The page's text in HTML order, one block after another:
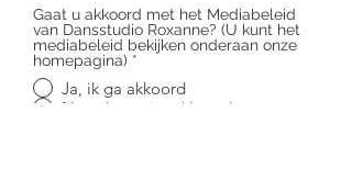
weken na afschrijving contact op met uw
bank. Vraag uw bank naar de
voorwaarden.
Gaat u akkoord met het Mediabeleid
van Dansstudio Roxanne? (U kunt het
mediabeleid bekijken onderaan onze
homepagina) *
Ja, ik ga akkoord
Nee, ik ga niet akkoord